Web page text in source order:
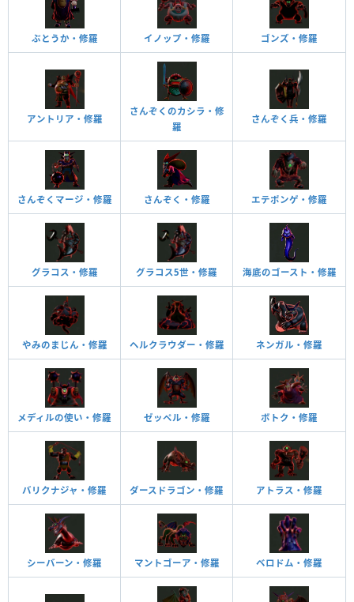
ぶとうか・修羅 イノップ・修羅 ゴンズ・修羅
アントリア・修羅
さんぞくのカシラ・修
羅
さんぞく兵・修羅
さんぞくマージ・修羅 さんぞく・修羅 エテポンゲ・修羅
グラコス・修羅 グラコス5世・修羅 海底のゴースト・修羅
やみのまじん・修羅 ヘルクラウダー・修羅 ネンガル・修羅
メディルの使い・修羅 ゼッペル・修羅 ボトク・修羅
バリクナジャ・修羅 ダースドラゴン・修羅 アトラス・修羅
シーバーン・修羅 マントゴーア・修羅 ベロドム・修羅